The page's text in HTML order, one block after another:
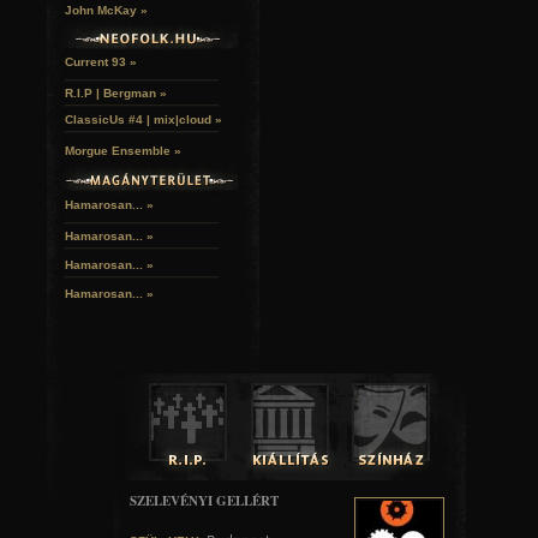
különleges légkört teremt, ahol senki sem az, akinek látszik.
Eleonora történetében tetten érhetjük a
vagy időbeli változások melyekben a szereplők
kifejezésre, annál sokkal misztikusabbak. A felhő, mely
mélyebbre és mélyebbre szállt alá”(10) szinte beburkolta a
John McKay »
Current 93 »
R.I.P | Bergman »
ClassicUs #4 | mix|cloud »
Morgue Ensemble »
Hamarosan... »
Hamarosan... »
Hamarosan... »
Hamarosan... »
SZELEVÉNYI GELLÉRT